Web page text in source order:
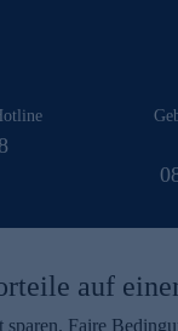
auf
Faire